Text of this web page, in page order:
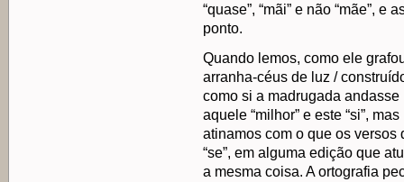
“quase”, “mãi” e não “mãe”,
ponto.
Quando lemos, como ele
arranha-céus de luz /
como si a madrugada andasse
aquele “milhor” e este “si”,
atinamos com o que os versos
“se”, em alguma edição que
a mesma coisa. A ortografia